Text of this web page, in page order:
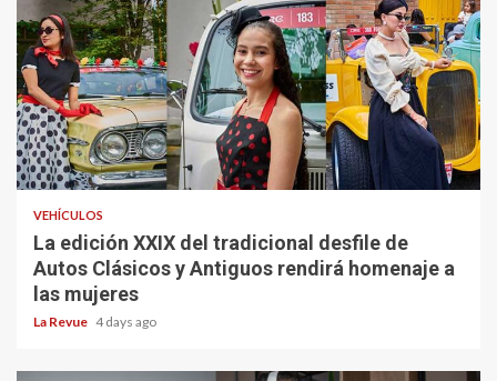
VEHÍCULOS
La edición XXIX del tradicional desfile de
Autos Clásicos y Antiguos rendirá homenaje a
las mujeres
La Revue 4 days ago